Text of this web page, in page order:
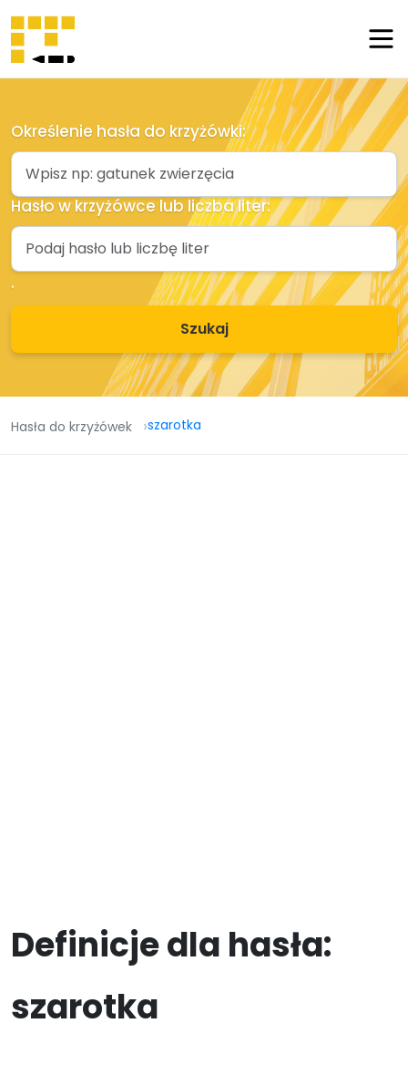
Szukaj
hasła
Ostatnio
dodane
Dodaj
hasło
Kontakt
Określenie hasła do krzyżówki:
Hasło w krzyżówce lub liczba liter:
.
Szukaj
Hasła do krzyżówek szarotka
Definicje dla hasła:
szarotka